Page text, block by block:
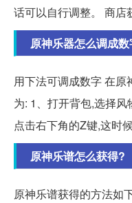
话可以自行调整。 商店
原神乐器怎么调成
用下法可调成数字 在
为: 1、打开背包,选择
点击右下角的Z键,这时
原神乐谱怎么获得?
原神乐谱获得的方法如